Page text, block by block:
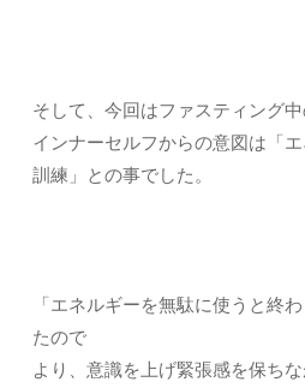
そして、今回はファスティング
インナーセルフからの意図は「
訓練」との事でした。
「エネルギーを無駄に使うと終
たので
より、意識を上げ緊張感を保ち